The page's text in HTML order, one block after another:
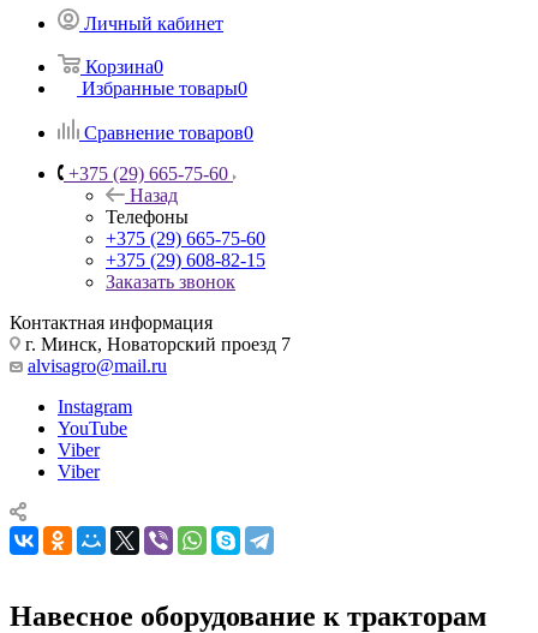
Личный кабинет
Корзина0
Избранные товары0
Сравнение товаров0
+375 (29) 665-75-60
Назад
Телефоны
+375 (29) 665-75-60
+375 (29) 608-82-15
Заказать звонок
Контактная информация
г. Минск, Новаторский проезд 7
alvisagro@mail.ru
Instagram
YouTube
Viber
Viber
Навесное оборудование к тракторам